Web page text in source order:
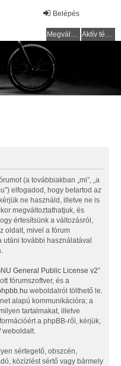
Belépés
Megválaszolatlan témák Aktív témák
(a továbbiakban „mi”, „a
elfogadod, hogy betartod az
ne használd, illetve ne is
megváltoztathatjuk, és
értesítsünk a változásról,
oldalt, mivel a fórum
utáni további használatával
General Public License v2”
fórumszoftver, és a
weboldalról tölthető le.
alapú kommunikációra; a
tartalmakat, illetve
a phpBB-ről, kérjük,
weboldalt.
sértegető, obszcén,
közízlést sértő vagy bármely